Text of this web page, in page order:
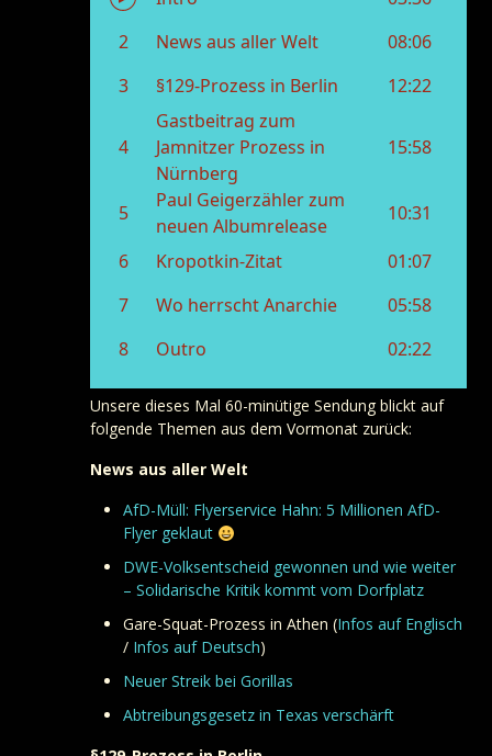
Unsere dieses Mal 60-minütige Sendung blickt auf
folgende Themen aus dem Vormonat zurück:
News aus aller Welt
AfD-Müll: Flyerservice Hahn: 5 Millionen AfD-
Flyer geklaut
DWE-Volksentscheid gewonnen und wie weiter
– Solidarische Kritik kommt vom Dorfplatz
Gare-Squat-Prozess in Athen (Infos auf Englisch
/ Infos auf Deutsch)
Neuer Streik bei Gorillas
Abtreibungsgesetz in Texas verschärft